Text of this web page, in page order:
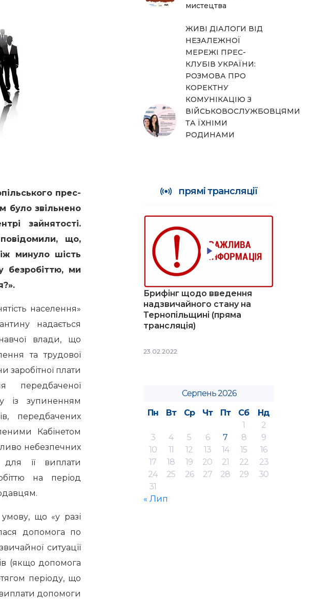
прес-
було звільнено
зайнятості.
що,
минуло шість
безробіттю, ми
населення»
надається
влади, що
та трудової
заробітної плати
передбаченої
із зупиненням
передбачених
Кабінетом
небезпечних
для її виплати
на період
що «у разі
допомога по
ситуації
(якщо допомога
періоду, що
допомоги
мистецтва
ЖИВІ ДІАЛОГИ ВІД
НЕЗАЛЕЖНОЇ
МЕРЕЖІ ПРЕС-
КЛУБІВ УКРАЇНИ:
РОЗМОВА ПРО
КОРЕКТНУ
КОМУНІКАЦІЮ З
ВІЙСЬКОВОСЛУЖБОВЦЯМИ
ТА ЇХНІМИ
РОДИНАМИ
прямі трансляції
Брифінг щодо введення
надзвичайного стану на
Тернопільщині (пряма
трансляція)
23.02.2022
Серпень 2026
Пн
Вт Ср Чт Пт Сб
Нд
1
2
3
4 5 6 7 8
9
10
11 12 13 14 15
16
17
18 19 20 21 22
23
24
25 26 27 28 29
30
31
« Лип